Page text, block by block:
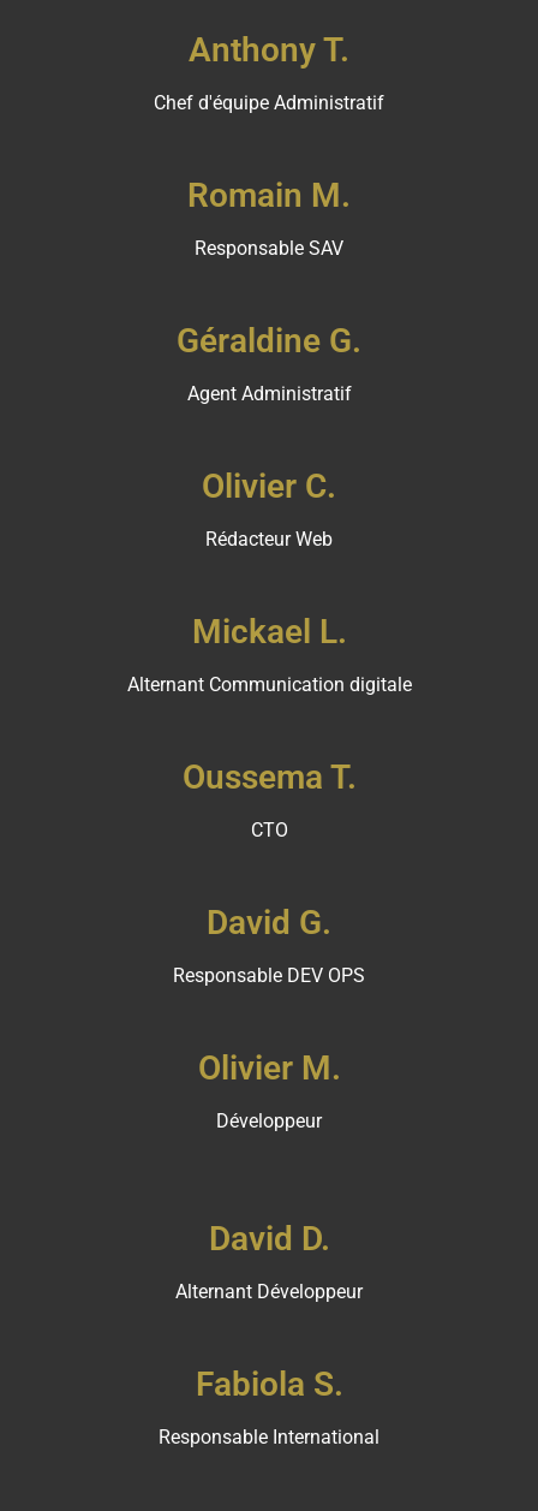
Anthony T.
Chef d'équipe Administratif
Romain M.
Responsable SAV
Géraldine G.
Agent Administratif
Olivier C.
Rédacteur Web
Mickael L.
Alternant Communication digitale
Oussema T.
CTO
David G.
Responsable DEV OPS
Olivier M.
Développeur
David D.
Alternant Développeur
Fabiola S.
Responsable International